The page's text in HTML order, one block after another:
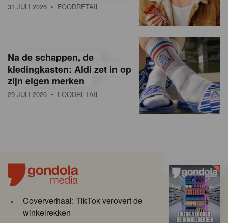
31 JULI 2026 • FOODRETAIL
Na de schappen, de
kledingkasten: Aldi zet in op
zijn eigen merken
29 JULI 2026 • FOODRETAIL
Coververhaal: TikTok verovert de
winkelrekken